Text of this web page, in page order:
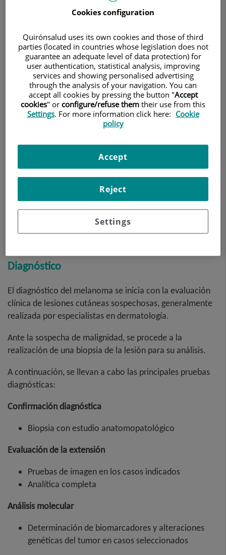
El enfoque se basa en la medicina personalizada,
genéticas del tumor, lo que permite seleccionar las
estrategias terapéuticas más adecuadas en cada caso.
La unidad cuenta con especialistas del Instituto
Oncológico de Barcelona (IOB), con experiencia en el
manejo del melanoma y en el tratamiento de la
enfermedad avanzada o con alto riesgo de progresión.
Este modelo permite ofrecer una atención integral, en
en el diagnóstico y tratamiento de esta patología.
Dr. Jesús Soberino (Oncólogo)
Diagnóstico
El diagnóstico del melanoma se inicia con la evaluación
clínica de lesiones cutáneas sospechosas, generalmente
realizada por especialistas en dermatología.
Ante la sospecha de malignidad, se procede a la
realización de una biopsia de la lesión para su análisis.
A continuación, se llevan a cabo las principales pruebas
diagnósticas:
Confirmación diagnóstica
Biopsia con estudio anatomopatológico
Evaluación de la extensión
Pruebas de imagen en los casos indicados
Analítica completa
Análisis molecular
Determinación de biomarcadores y alteraciones
genéticas del tumor en casos seleccionados
Cookies configuration
Quirónsalud uses its own cookies and those of third
parties (located in countries whose legislation does not
guarantee an adequate level of data protection) for
user authentication, statistical analysis, improving
services and showing personalised advertising
through the analysis of your navigation. You can
accept all cookies by pressing the button "Accept
cookies" or configure/refuse them their use from this
Settings. For more information click here: Cookie
policy
Settings
Reject
Accept